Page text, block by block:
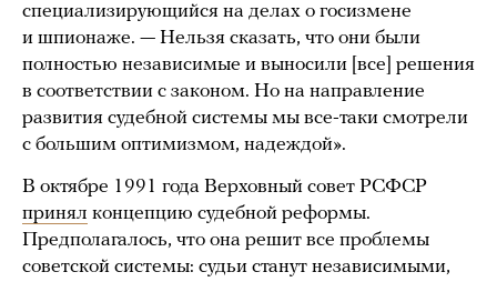
специализирующийся на делах о госизмене
и шпионаже. — Нельзя сказать, что они были
полностью независимые и выносили [все] решения
в соответствии с законом. Но на направление
развития судебной системы мы все-таки смотрели
с большим оптимизмом, надеждой».
В октябре 1991 года Верховный совет РСФСР
принял концепцию судебной реформы.
Предполагалось, что она решит все проблемы
советской системы: судьи станут независимыми,